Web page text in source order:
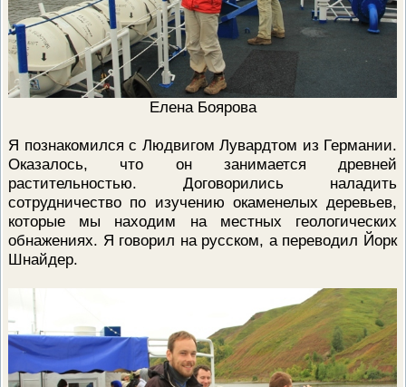
Елена Боярова
Я познакомился с Людвигом Лувардтом из Германии.
Оказалось, что он занимается древней
растительностью. Договорились наладить
сотрудничество по изучению окаменелых деревьев,
которые мы находим на местных геологических
обнажениях. Я говорил на русском, а переводил Йорк
Шнайдер.